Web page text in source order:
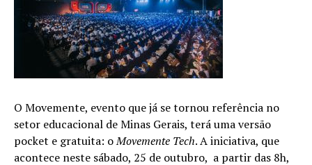
O Movemente, evento que já se tornou referência no
setor educacional de Minas Gerais, terá uma versão
pocket e gratuita: oMovemente Tech. A iniciativa, que
acontece neste sábado, 25 de outubro, a partir das 8h,